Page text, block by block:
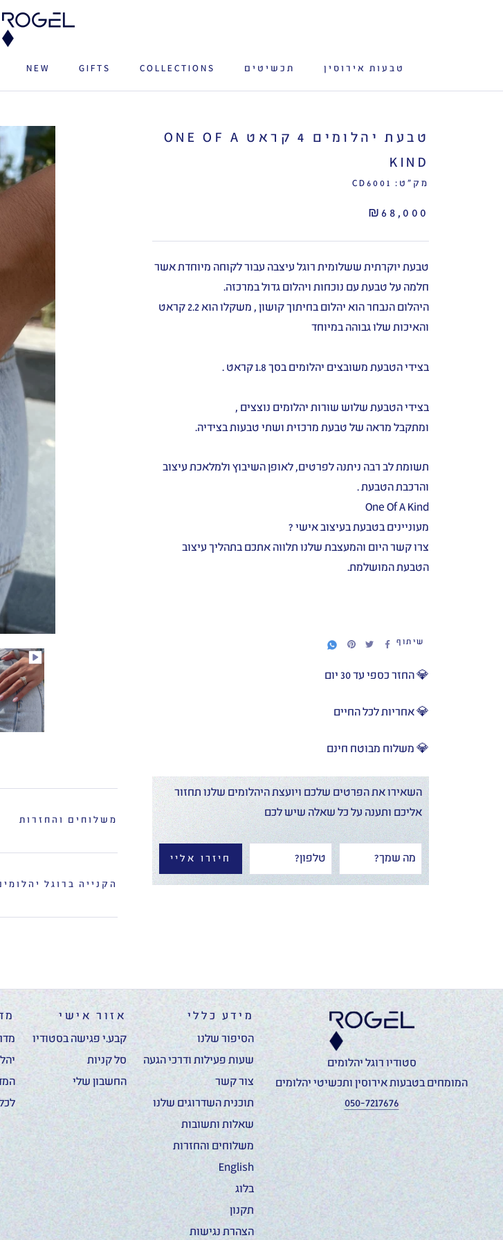
טבעות אירוסין תכשיטים COLLECTIONS
GIFTS
NEW
טבעת יהלומים 4 קראט ONE OF A
KIND
מק"ט: CD6001
₪68,000
טבעת יוקרתית ששלומית רוגל עיצבה עבור לקוחה מיוחדת אשר
חלמה על טבעת עם נוכחות ויהלום גדול במרכזה.
היהלום הנבחר הוא יהלום בחיתוך קושון , משקלו הוא 2.2 קראט
והאיכות שלו גבוהה במיוחד
בצידי הטבעת משובצים יהלומים בסך 1.8 קראט .
בצידי הטבעת שלוש שורות יהלומים נוצצים ,
ומתקבל מראה של טבעת מרכזית ושתי טבעות בצידיה.
תשומת לב רבה ניתנה לפרטים, לאופן השיבוץ ולמלאכת עיצוב
והרכבת הטבעת .
One Of A Kind
מעוניינים בטבעת בעיצוב אישי ?
צרו קשר היום והמעצבת שלנו תלווה אתכם בתהליך עיצוב
הטבעת המושלמת.
שיתוף
💎 החזר כספי עד 30 יום
💎 אחריות לכל החיים
💎 משלוח מבוטח חינם
השאירו את הפרטים שלכם ויועצת היהלומים שלנו תחזור
אליכם ותענה על כל שאלה שיש לכם
חיזרו אליי
משלוחים והחזרות
הקנייה ברוגל
סטודיו רוגל יהלומים
המומחים בטבעות אירוסין ותכשיטי יהלומים
050-7217676
מידע כללי
הסיפור שלנו
שעות פעילות ודרכי הגעה
צור קשר
תוכנית השדרוגים שלנו
שאלות ותשובות
משלוחים והחזרות
English
בלוג
תקנון
הצהרת נגישות
אזור אישי
קבע.י פגישה בסטודיו
סל קניות
החשבון שלי